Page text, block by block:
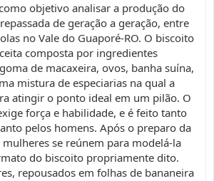
objetivo analisar a produção do
de geração a geração, entre
no Vale do Guaporé-RO. O biscoito
composta por ingredientes
de macaxeira, ovos, banha suína,
mistura de especiarias na qual a
atingir o ponto ideal em um pilão. O
força e habilidade, e é feito tanto
pelos homens. Após o preparo da
mulheres se reúnem para modelá-la
do biscoito propriamente dito.
repousados em folhas de bananeira